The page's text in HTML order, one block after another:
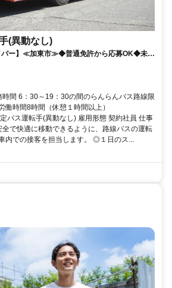
(異動なし)
バー】≪加東市≫◆普通免許から応募OK◆未経
間 6：30～19：30の間のらんらんバス路線限
時間8時間（休憩１時間以上）
バス運転手(異動なし) 雇用形態 契約社員 仕事
で快適に移動できるように、路線バスの運転
内での接客を担当します。 ◎１日のス...